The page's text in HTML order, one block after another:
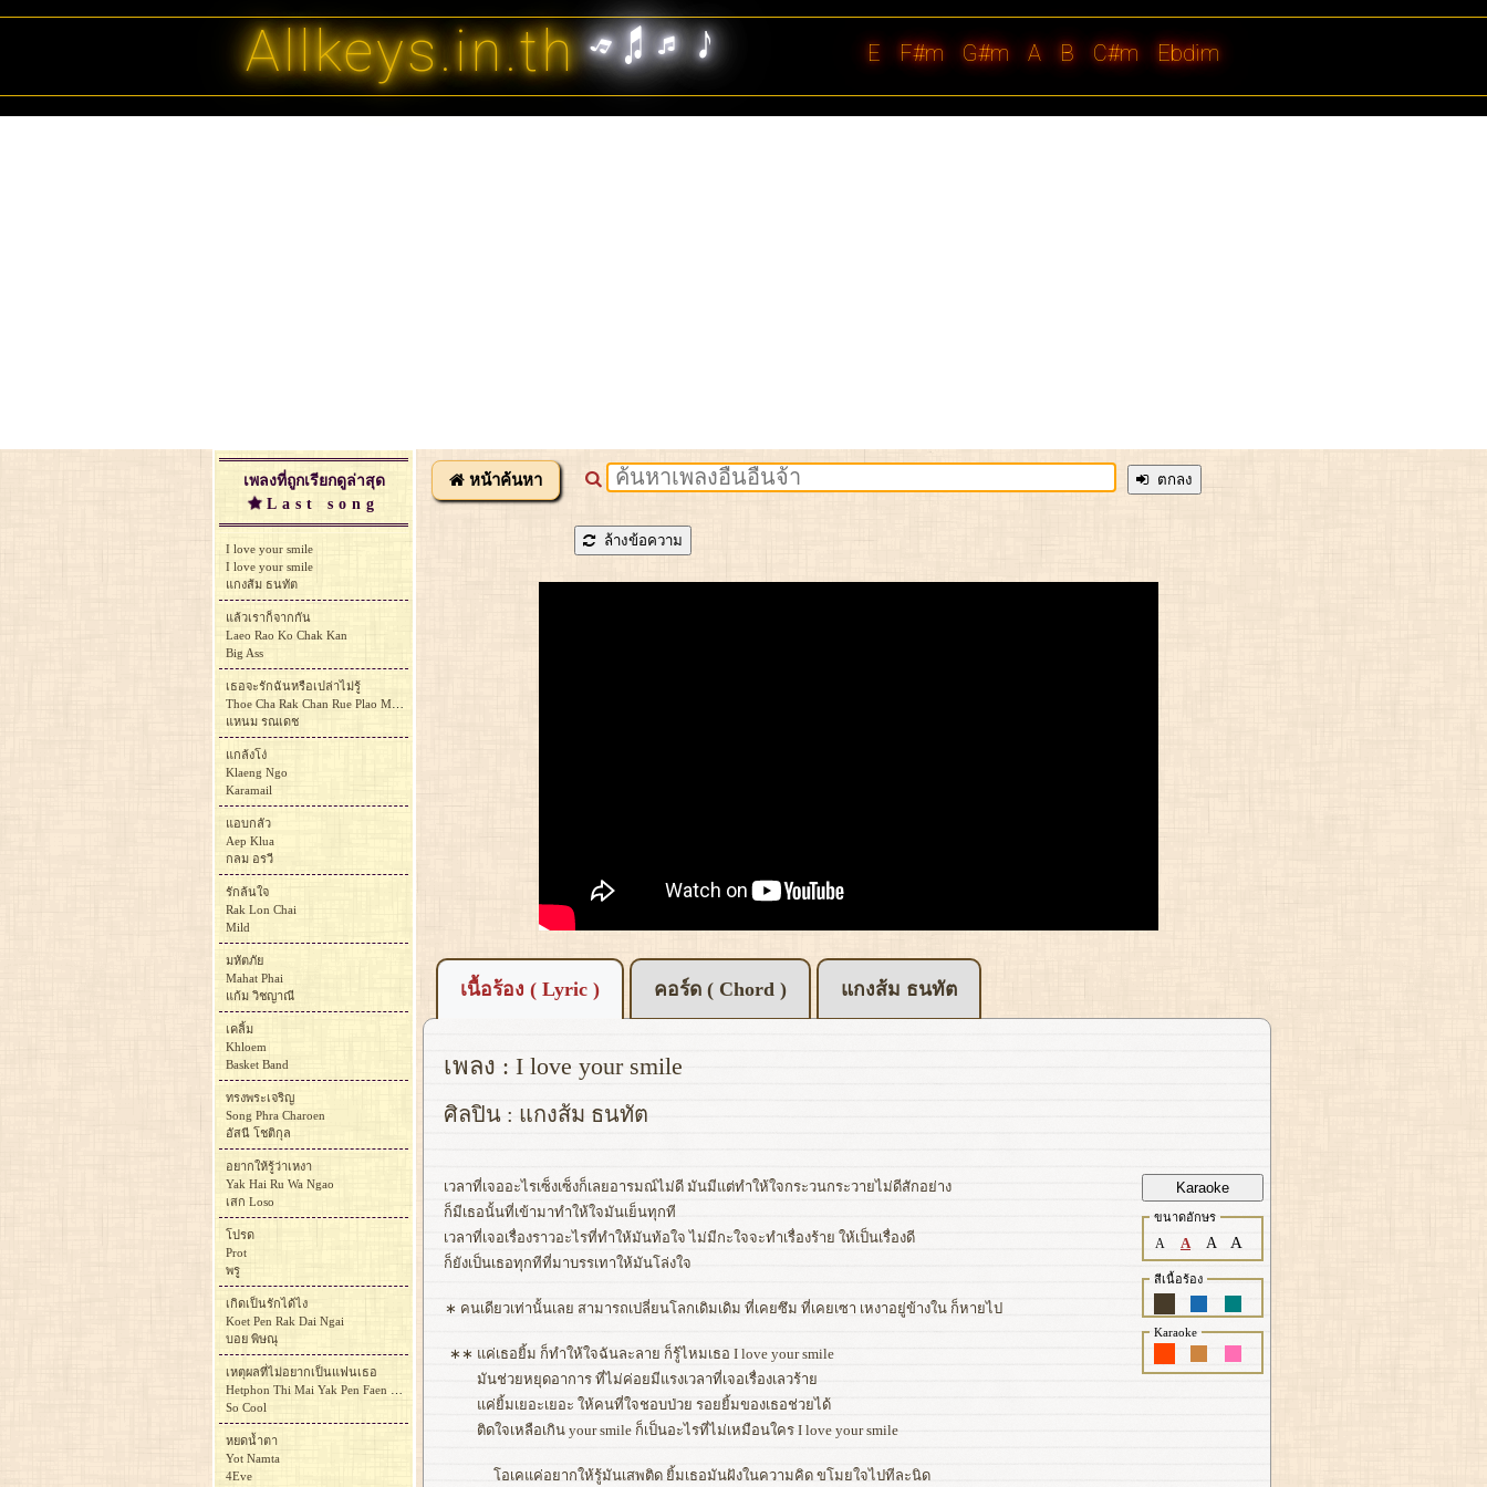
Allkeys.in.th E F#m G#m A B C#m Ebdim
หน้าค้นหา ตกลง
ล้างข้อความ
เนื้อร้อง ( Lyric ) คอร์ด ( Chord ) แกงส้ม ธนทัต
เพลง : I love your smile
ศิลปิน : แกงส้ม ธนทัต
Karaoke
ขนาดอักษร
A A A A
สีเนื้อร้อง
Karaoke
เวลาที่เจออะไรเซ็งเซ็งก็เลยอารมณ์ไม่ดี มันมีแต่ทำให้ใจกระวนกระวายไม่ดีสักอย่าง
ก็มีเธอนั้นที่เข้ามาทำให้ใจมันเย็นทุกที
เวลาที่เจอเรื่องราวอะไรที่ทำให้มันท้อใจ ไม่มีกะใจจะทำเรื่องร้าย ให้เป็นเรื่องดี
ก็ยังเป็นเธอทุกทีที่มาบรรเทาให้มันโล่งใจ
∗ คนเดียวเท่านั้นเลย สามารถเปลี่ยนโลกเดิมเดิม ที่เคยซึม ที่เคยเซา เหงาอยู่ข้างใน ก็หายไป
∗∗ แค่เธอยิ้ม ก็ทำให้ใจฉันละลาย ก็รู้ไหมเธอ I love your smile
มันช่วยหยุดอาการ ที่ไม่ค่อยมีแรงเวลาที่เจอเรื่องเลวร้าย
แค่ยิ้มเยอะเยอะ ให้คนที่ใจชอบป่วย รอยยิ้มของเธอช่วยได้
ติดใจเหลือเกิน your smile ก็เป็นอะไรที่ไม่เหมือนใคร I love your smile
โอเคแค่อยากให้รู้มันเสพติด ยิ้มเธอมันฝังในความคิด ขโมยใจไปทีละนิด
เพลงที่ถูกเรียกดูล่าสุด
Last song
I love your smile
I love your smile
แกงส้ม ธนทัต
แล้วเราก็จากกัน
Laeo Rao Ko Chak Kan
Big Ass
เธอจะรักฉันหรือเปล่าไม่รู้
Thoe Cha Rak Chan Rue Plao Mai Ru
แหนม รณเดช
แกล้งโง่
Klaeng Ngo
Karamail
แอบกลัว
Aep Klua
กลม อรวี
รักล้นใจ
Rak Lon Chai
Mild
มหัตภัย
Mahat Phai
แก้ม วิชญาณี
เคลิ้ม
Khloem
Basket Band
ทรงพระเจริญ
Song Phra Charoen
อัสนี โชติกุล
อยากให้รู้ว่าเหงา
Yak Hai Ru Wa Ngao
เสก Loso
โปรด
Prot
พรู
เกิดเป็นรักได้ไง
Koet Pen Rak Dai Ngai
บอย พิษณุ
เหตุผลที่ไม่อยากเป็นแฟนเธอ
Hetphon Thi Mai Yak Pen Faen Thoe
So Cool
หยดน้ำตา
Yot Namta
4Eve